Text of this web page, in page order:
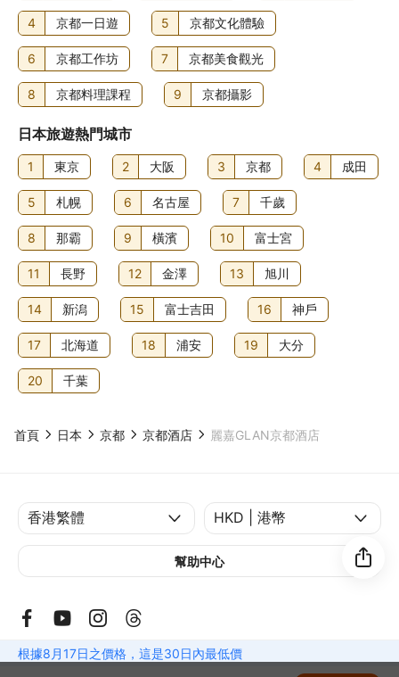
根據8月17日之價格，這是30日內最低價
4 京都一日遊 5 京都文化體驗
6 京都工作坊 7 京都美食觀光
8 京都料理課程 9 京都攝影
日本旅遊熱門城市
1 東京 2 大阪 3 京都 4 成田
5 札幌 6 名古屋 7 千歲
8 那霸 9 橫濱 10 富士宮
11 長野 12 金澤 13 旭川
14 新潟 15 富士吉田 16 神戶
17 北海道 18 浦安 19 大分
20 千葉
首頁 日本 京都 京都酒店 麗嘉GLAN京都酒店
幫助中心
© 2014-2026Klook. All Rights Reserved. 旅行代理商牌照: 354005